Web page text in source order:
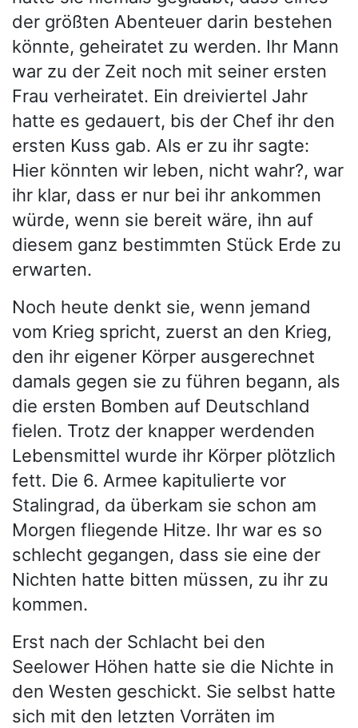
der größten Abenteuer darin bestehen
könnte, geheiratet zu werden. Ihr Mann
war zu der Zeit noch mit seiner ersten
Frau verheiratet. Ein dreiviertel Jahr
hatte es gedauert, bis der Chef ihr den
ersten Kuss gab. Als er zu ihr sagte:
Hier könnten wir leben, nicht wahr?, war
ihr klar, dass er nur bei ihr ankommen
würde, wenn sie bereit wäre, ihn auf
diesem ganz bestimmten Stück Erde zu
erwarten.
Noch heute denkt sie, wenn jemand
vom Krieg spricht, zuerst an den Krieg,
den ihr eigener Körper ausgerechnet
damals gegen sie zu führen begann, als
die ersten Bomben auf Deutschland
fielen. Trotz der knapper werdenden
Lebensmittel wurde ihr Körper plötzlich
fett. Die 6. Armee kapitulierte vor
Stalingrad, da überkam sie schon am
Morgen fliegende Hitze. Ihr war es so
schlecht gegangen, dass sie eine der
Nichten hatte bitten müssen, zu ihr zu
kommen.
Erst nach der Schlacht bei den
Seelower Höhen hatte sie die Nichte in
den Westen geschickt. Sie selbst hatte
sich mit den letzten Vorräten im